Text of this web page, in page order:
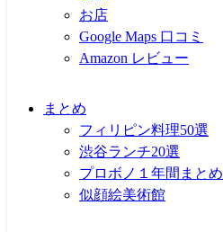
お店
Google Maps 口コミ
Amazon レビュー
まとめ
フィリピン料理50選
渋谷ランチ20選
プロボノ１年間まとめ
似顔絵美術館